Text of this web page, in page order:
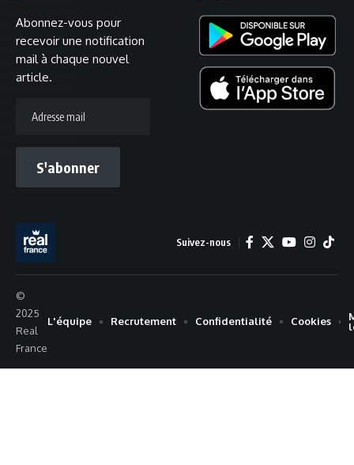
Abonnez-vous pour
recevoir une notification
mail à chaque nouvel
article.
mail
S'abonner
Suivez-nous
©
2025
Real
France
L'équipe Recrutement Confidentialité Cookies